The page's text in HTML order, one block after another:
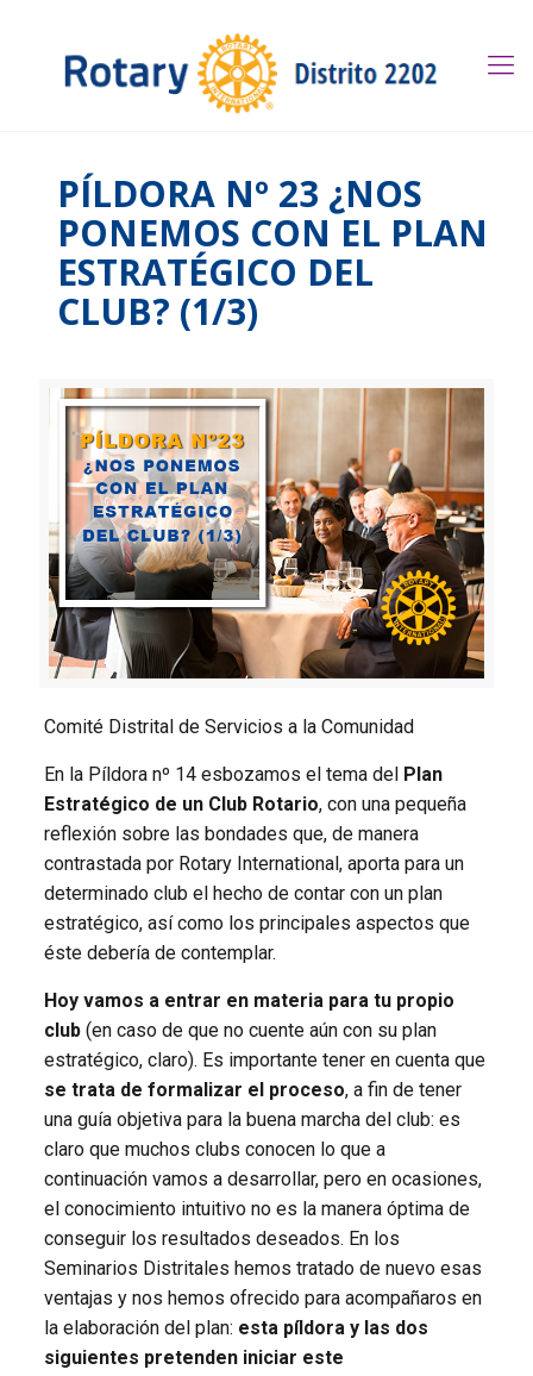
PÍLDORA Nº 23 ¿NOS
PONEMOS CON EL PLAN
ESTRATÉGICO DEL
CLUB? (1/3)
Comité Distrital de Servicios a la Comunidad
En la Píldora nº 14 esbozamos el tema del Plan
Estratégico de un Club Rotario, con una pequeña
reflexión sobre las bondades que, de manera
contrastada por Rotary International, aporta para un
determinado club el hecho de contar con un plan
estratégico, así como los principales aspectos que
éste debería de contemplar.
Hoy vamos a entrar en materia para tu propio
club(en caso de que no cuente aún con su plan
estratégico, claro). Es importante tener en cuenta que
se trata de formalizar el proceso, a fin de tener
una guía objetiva para la buena marcha del club: es
claro que muchos clubs conocen lo que a
continuación vamos a desarrollar, pero en ocasiones,
el conocimiento intuitivo no es la manera óptima de
conseguir los resultados deseados. En los
Seminarios Distritales hemos tratado de nuevo esas
ventajas y nos hemos ofrecido para acompañaros en
la elaboración del plan: esta píldora y las dos
siguientes pretenden iniciar este